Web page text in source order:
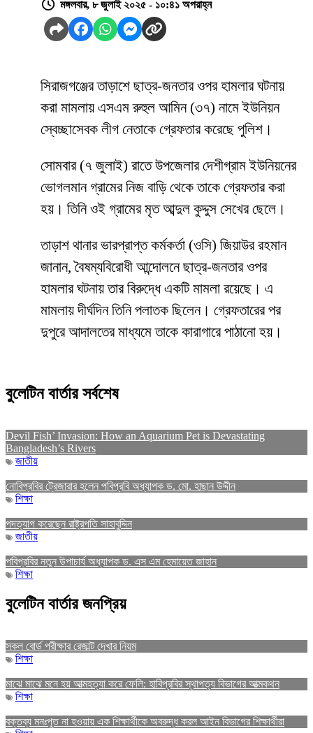
মঙ্গলবার, ৮ জুলাই ২০২৫ - ১০:৪১ অপরাহ্ন
সিরাজগঞ্জের তাড়াশে ছাত্র-জনতার ওপর হামলার ঘটনায়
করা মামলায় এসএম রুহুল আমিন (৩৭) নামে ইউনিয়ন
স্বেচ্ছাসেবক লীগ নেতাকে গ্রেফতার করেছে পুলিশ।
সোমবার (৭ জুলাই) রাতে উপজেলার দেশীগ্রাম ইউনিয়নের
ভোগলমান গ্রামের নিজ বাড়ি থেকে তাকে গ্রেফতার করা
হয়। তিনি ওই গ্রামের মৃত আব্দুল কুদ্দুস সেখের ছেলে।
তাড়াশ থানার ভারপ্রাপ্ত কর্মকর্তা (ওসি) জিয়াউর রহমান
জানান, বৈষম্যবিরোধী আন্দোলনে ছাত্র-জনতার ওপর
হামলার ঘটনায় তার বিরুদ্ধে একটি মামলা রয়েছে। এ
মামলায় দীর্ঘদিন তিনি পলাতক ছিলেন। গ্রেফতারের পর
দুপুরে আদালতের মাধ্যমে তাকে কারাগারে পাঠানো হয়।
বুলেটিন বার্তার সর্বশেষ
Devil Fish’ Invasion: How an Aquarium Pet is Devastating
Bangladesh’s Rivers
জাতীয়
নোবিপ্রবির ট্রেজারার হলেন পবিপ্রবি অধ্যাপক ড. মো. হাছান উদ্দীন
শিক্ষা
পদত্যাগ করেছেন রাষ্ট্রপতি সাহাবুদ্দিন
জাতীয়
পবিপ্রবির নতুন উপাচার্য অধ্যাপক ড. এস এম হেমায়েত জাহান
শিক্ষা
বুলেটিন বার্তার জনপ্রিয়
সকল বোর্ড পরীক্ষার রেজাল্ট দেখার নিয়ম
শিক্ষা
মাঝে মাঝে মনে হয় আত্মহত্যা করে ফেলি: হাবিপ্রবির স্থাপত্য বিভাগের আত্মকথন
শিক্ষা
বক্তব্য মনঃপুত না হওয়ায় এক শিক্ষার্থীকে অবরুদ্ধ করল আইন বিভাগের শিক্ষার্থীরা